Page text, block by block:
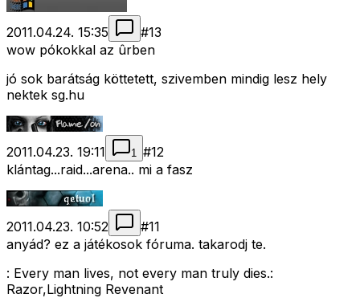
2011.04.24. 15:35 #13
wow pókokkal az ûrben
jó sok barátság köttetett, szivemben mindig lesz hely
nektek sg.hu
2011.04.23. 19:11 1 #12
klántag...raid...arena.. mi a fasz
2011.04.23. 10:52 #11
anyád? ez a játékosok fóruma. takarodj te.
: Every man lives, not every man truly dies.:
Razor,Lightning Revenant